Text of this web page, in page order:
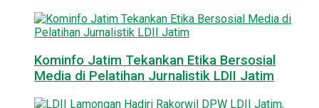
Kominfo Jatim Tekankan Etika Bersosial
Media di Pelatihan Jurnalistik LDII Jatim